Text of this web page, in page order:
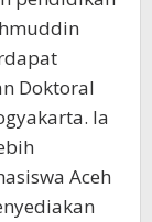
Doktoral
Ia
Aceh